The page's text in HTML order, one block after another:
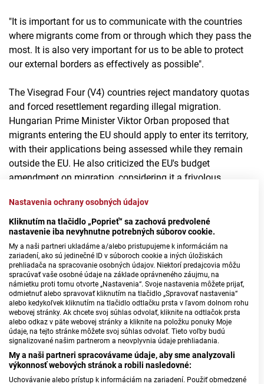
Nastavenia ochrany osobných údajov
Kliknutím na tlačidlo „Poprieť“ sa zachová predvolené
nastavenie iba nevyhnutne potrebných súborov cookie.
My a naši partneri ukladáme a/alebo pristupujeme k informáciám na
zariadení, ako sú jedinečné ID v súboroch cookie a iných úložiskách
prehliadača na spracovanie osobných údajov. Niektorí predajcovia môžu
spracúvať vaše osobné údaje na základe oprávneného záujmu, na
námietku proti tomu otvorte „Nastavenia“. Svoje nastavenia môžete prijať,
odmietnuť alebo spravovať kliknutím na tlačidlo „Spravovať nastavenia“
alebo kedykoľvek kliknutím na tlačidlo odtlačku prsta v ľavom dolnom rohu
webovej stránky. Ak chcete svoj súhlas odvolať, kliknite na odtlačok prsta
alebo odkaz v päte webovej stránky a kliknite na položku ponuky Moje
údaje, na tejto stránke môžete svoj súhlas odvolať. Tieto voľby budú
signalizované našim partnerom a neovplyvnia údaje prehliadania.
My a naši partneri spracovávame údaje, aby sme analyzovali
výkonnosť webových stránok a robili nasledovné:
Uchovávanie alebo prístup k informáciám na zariadení. Použiť obmedzené
"It is important for us to communicate with the countries
where migrants come from or through which they pass the
most. It is also very important for us to be able to protect
our external borders as effectively as possible".
The Visegrad Four (V4) countries reject mandatory quotas
and forced resettlement regarding illegal migration.
Hungarian Prime Minister Viktor Orban proposed that
migrants entering the EU should apply to enter its territory,
with their applications being assessed while they remain
outside the EU. He also criticized the EU's budget
amendment on migration, considering it a frivolous
European Commission. Czech Prime Minister Petr Fiala
emphasized the importance of a functional refugee return
policy and increased cooperation with migrants' countries
of origin.
"We need to focus on a functional return policy. In terms of
effective border protection, we need to strengthen
cooperation in terms of preventing illegal migration and
human trafficking. We need to cut off the routes by which
people enter Europe, and we need to be much more
effective than we have been so far."
Polish Prime Minister Mateusz Morawiecki called for